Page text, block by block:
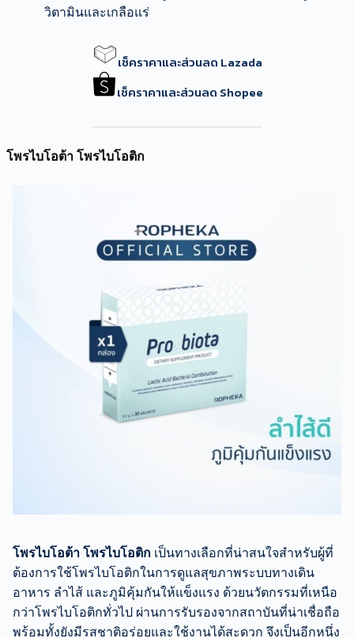
วิตามินและเกลือแร่
เช็คราคาและส่วนลด Lazada
เช็คราคาและส่วนลด Shopee
โพรไบโอต้า โพรไบโอติก
โพรไบโอต้า โพรไบโอติก เป็นทางเลือกที่น่าสนใจสำหรับผู้ที่
ต้องการใช้โพรไบโอติกในการดูแลสุขภาพระบบทางเดิน
อาหาร ลำไส้ และภูมิคุ้มกันให้แข็งแรง ด้วยนวัตกรรมที่เหนือ
กว่าโพรไบโอติกทั่วไป ผ่านการรับรองจากสถาบันที่น่าเชื่อถือ
พร้อมทั้งยังมีรสชาติอร่อยและใช้งานได้สะดวก จึงเป็นอีกหนึ่ง